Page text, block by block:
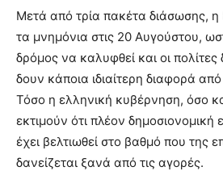
Μετά από τρία πακέτα διάσωσης, η
τα μνημόνια στις 20 Αυγούστου,
δρόμος να καλυφθεί και οι πολίτες
δουν κάποια ιδιαίτερη διαφορά
Τόσο η ελληνική κυβέρνηση, όσο
εκτιμούν ότι πλέον
έχει βελτιωθεί στο βαθμό που της
δανείζεται ξανά από τις αγορές.